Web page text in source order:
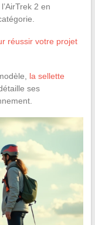
2 en
réussir votre projet
la sellette
ses